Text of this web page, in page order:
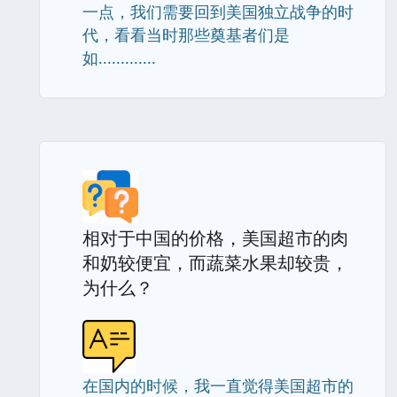
一点，我们需要回到美国独立战争的时
代，看看当时那些奠基者们是
如.............
相对于中国的价格，美国超市的肉
和奶较便宜，而蔬菜水果却较贵，
为什么？
在国内的时候，我一直觉得美国超市的